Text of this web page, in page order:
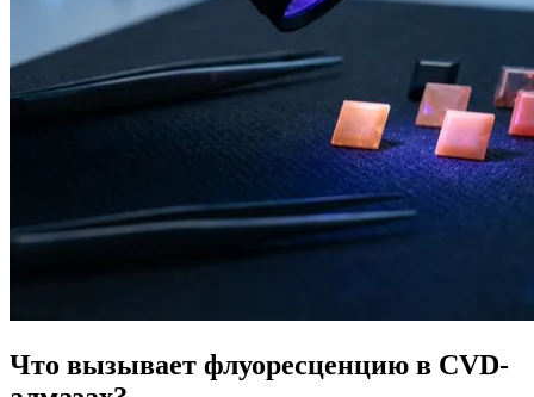
Что вызывает флуоресценцию в CVD-